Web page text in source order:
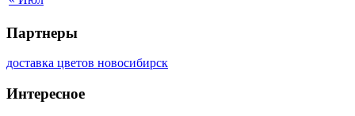
Партнеры
доставка цветов новосибирск
Интересное